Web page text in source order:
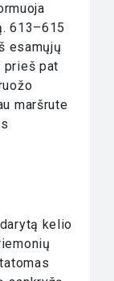
613–615
esamųjų
prieš pat
maršrute
kelio